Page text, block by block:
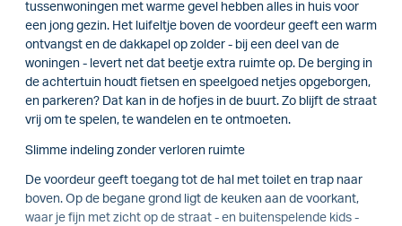
tussenwoningen met warme gevel hebben alles in huis voor
een jong gezin. Het luifeltje boven de voordeur geeft een warm
ontvangst en de dakkapel op zolder - bij een deel van de
woningen - levert net dat beetje extra ruimte op. De berging in
de achtertuin houdt fietsen en speelgoed netjes opgeborgen,
en parkeren? Dat kan in de hofjes in de buurt. Zo blijft de straat
vrij om te spelen, te wandelen en te ontmoeten.
Slimme indeling zonder verloren ruimte
De voordeur geeft toegang tot de hal met toilet en trap naar
boven. Op de begane grond ligt de keuken aan de voorkant,
waar je fijn met zicht op de straat - en buitenspelende kids -